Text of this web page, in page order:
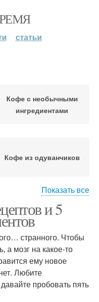
статьи
Кофе с необычными
ингредиентами
Кофе из одуванчиков
Кофе с яйцом
Кофе с халвой
Показать все
и 5
странного. Чтобы
а мозг на какое-то
ему новое
Любите
пробовать пять